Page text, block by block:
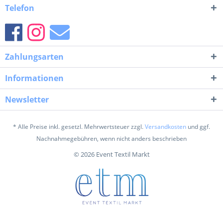
Telefon
Zahlungsarten
Informationen
Newsletter
* Alle Preise inkl. gesetzl. Mehrwertsteuer zzgl.Versandkosten und ggf.
Nachnahmegebühren, wenn nicht anders beschrieben
© 2026 Event Textil Markt